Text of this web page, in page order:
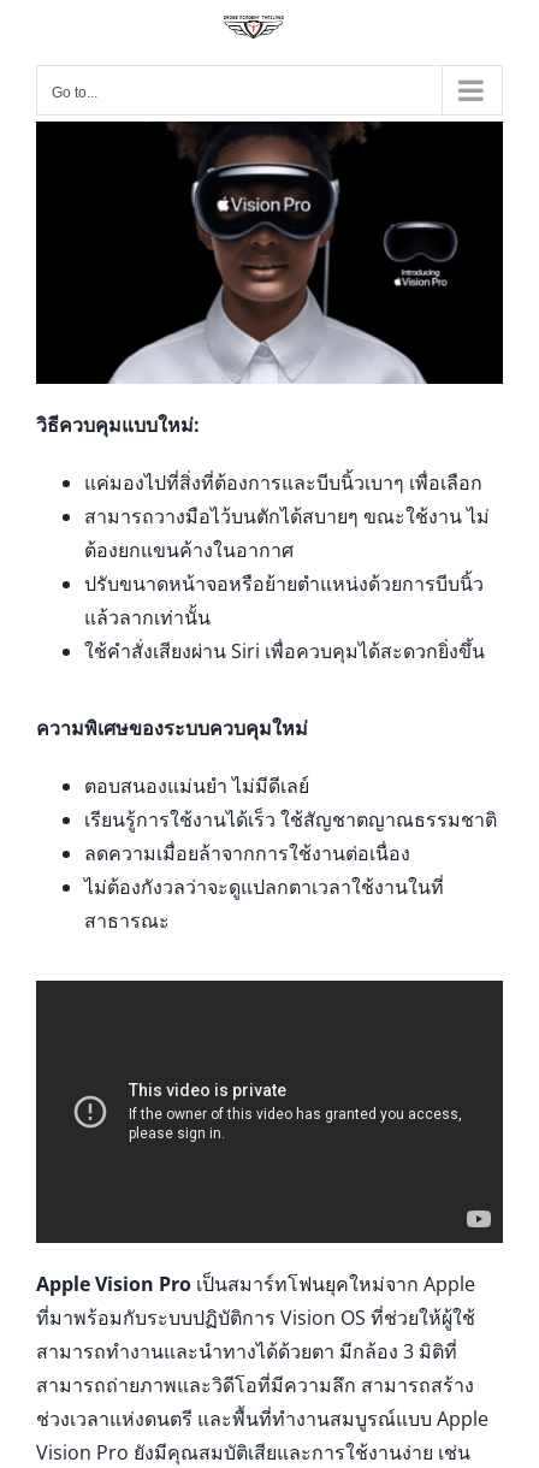
Go to...
วิธีควบคุมแบบใหม่:
แค่มองไปที่สิ่งที่ต้องการและบีบนิ้วเบาๆ เพื่อเลือก
สามารถวางมือไว้บนตักได้สบายๆ ขณะใช้งาน ไม่
ต้องยกแขนค้างในอากาศ
ปรับขนาดหน้าจอหรือย้ายตำแหน่งด้วยการบีบนิ้ว
แล้วลากเท่านั้น
ใช้คำสั่งเสียงผ่าน Siri เพื่อควบคุมได้สะดวกยิ่งขึ้น
ความพิเศษของระบบควบคุมใหม่
ตอบสนองแม่นยำ ไม่มีดีเลย์
เรียนรู้การใช้งานได้เร็ว ใช้สัญชาตญาณธรรมชาติ
ลดความเมื่อยล้าจากการใช้งานต่อเนื่อง
ไม่ต้องกังวลว่าจะดูแปลกตาเวลาใช้งานในที่
สาธารณะ
Apple Vision Proเป็นสมาร์ทโฟนยุคใหม่จาก Apple
ที่มาพร้อมกับระบบปฏิบัติการ Vision OS ที่ช่วยให้ผู้ใช้
สามารถทำงานและนำทางได้ด้วยตา มีกล้อง 3 มิติที่
สามารถถ่ายภาพและวิดีโอที่มีความลึก สามารถสร้าง
ช่วงเวลาแห่งดนตรี และพื้นที่ทำงานสมบูรณ์แบบ Apple
Vision Pro ยังมีคุณสมบัติเสียและการใช้งานง่าย เช่น